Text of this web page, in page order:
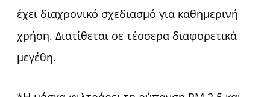
έχει διαχρονικό σχεδιασμό για καθημερινή
χρήση. Διατίθεται σε τέσσερα διαφορετικά
μεγέθη.